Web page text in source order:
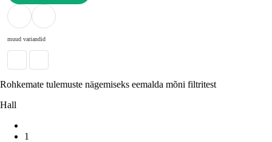
LISA OSTUKORVI
muud variandid
Rohkemate tulemuste nägemiseks eemalda mõni filtritest
Hall
1